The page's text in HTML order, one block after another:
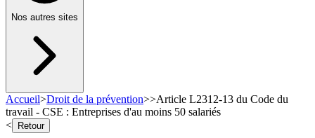
Nos autres sites
Accueil>Droit de la prévention>>Article L2312-13 du Code du
travail - CSE : Entreprises d'au moins 50 salariés
<
Retour